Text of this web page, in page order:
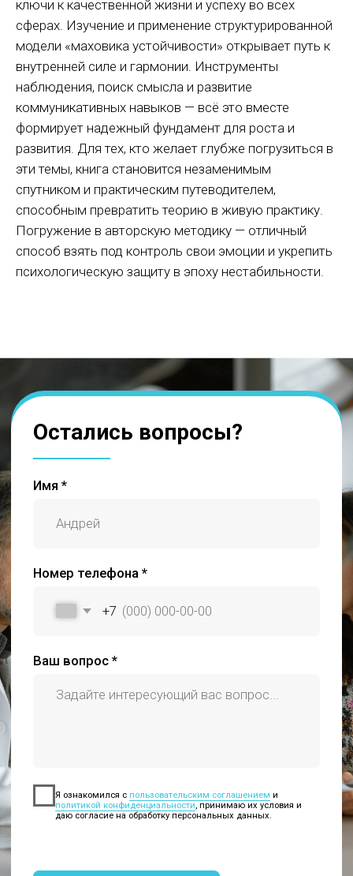
ключи к качественной жизни и успеху во всех
сферах. Изучение и применение структурированной
модели «маховика устойчивости» открывает путь к
внутренней силе и гармонии. Инструменты
наблюдения, поиск смысла и развитие
коммуникативных навыков — всё это вместе
формирует надежный фундамент для роста и
развития. Для тех, кто желает глубже погрузиться в
эти темы, книга становится незаменимым
спутником и практическим путеводителем,
способным превратить теорию в живую практику.
Погружение в авторскую методику — отличный
способ взять под контроль свои эмоции и укрепить
психологическую защиту в эпоху нестабильности.
ИМЕЮТСЯ ПРОТИВОПОКАЗАНИЯ.
СО СПЕЦИАЛИСТОМ.
©2024—2026 Все права защищены. ООО «Сфера-М»
* Компания Meta Platforms Inc., владеющая социальными
сетями Facebook и Instagram, по решению суда
от 21.03.2022 признана экстремистской организацией,
ее деятельность на территории России запрещена.
Все материалы данного сайта являются объектами авторского права
(в том числе дизайн). Запрещается копирование, распространение
(в том числе путем копирования на другие сайты и ресурсы
без предварительного письменного согласия правообладателя.
последствия, возникшие в результате использования информации,
размещенной на сайте sfera-psy.ru
Администрация центра принимает все меры по своевременному
обновлению размещенного на сайте прайс-листа, однако во избежание
Размещенный прайс не является офертой. Медицинские услуги
оказываются на основании договора.